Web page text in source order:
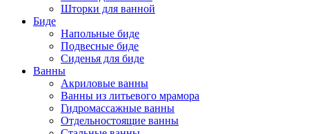
Шторки для ванной
Биде
Напольные биде
Подвесные биде
Сиденья для биде
Ванны
Акриловые ванны
Ванны из литьевого мрамора
Гидромассажные ванны
Отдельностоящие ванны